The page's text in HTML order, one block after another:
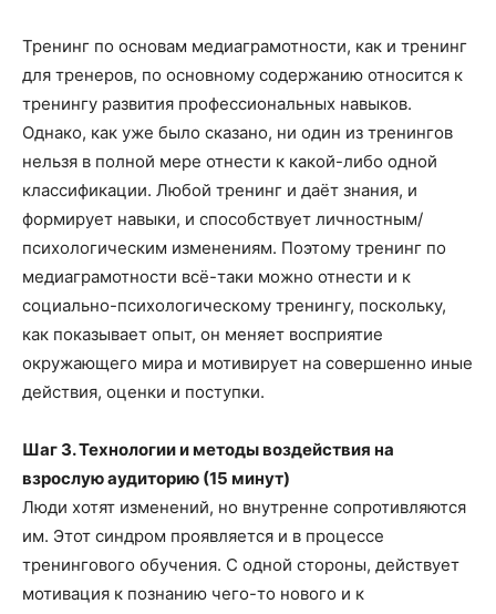
Тренинг по основам медиаграмотности, как и тренинг
для тренеров, по основному содержанию относится к
тренингу развития профессиональных навыков.
Однако, как уже было сказано, ни один из тренингов
нельзя в полной мере отнести к какой-либо одной
классификации. Любой тренинг и даёт знания, и
формирует навыки, и способствует личностным/
психологическим изменениям. Поэтому тренинг по
медиаграмотности всё-таки можно отнести и к
социально-психологическому тренингу, поскольку,
как показывает опыт, он меняет восприятие
окружающего мира и мотивирует на совершенно иные
действия, оценки и поступки.
Шаг 3. Технологии и методы воздействия на
взрослую аудиторию (15 минут)
Люди хотят изменений, но внутренне сопротивляются
им. Этот синдром проявляется и в процессе
тренингового обучения. С одной стороны, действует
мотивация к познанию чего-то нового и к